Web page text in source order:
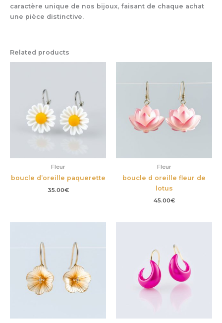
caractère unique de nos bijoux, faisant de chaque achat
une pièce distinctive.
Related products
Fleur
boucle d’oreille paquerette
35.00€
Fleur
boucle d oreille fleur de
lotus
45.00€